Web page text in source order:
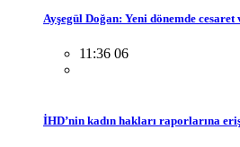
Ayşegül Doğan: Yeni dönemde
11:36 06
İHD’nin kadın hakları raporlarına